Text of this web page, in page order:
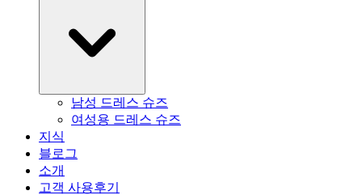
남성 드레스 슈즈
여성용 드레스 슈즈
지식
블로그
소개
고객 사용후기